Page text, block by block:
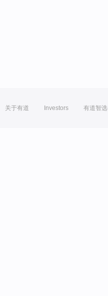
关于有道 Investors 有道智选